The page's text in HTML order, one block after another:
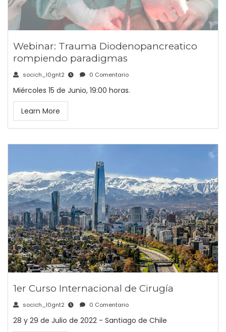
Webinar: Trauma Diodenopancreatico
rompiendo paradigmas
socich_l0gnt2 0 Comentario
Miércoles 15 de Junio, 19:00 horas.
Learn More
1er Curso Internacional de Cirugía
socich_l0gnt2 0 Comentario
28 y 29 de Julio de 2022 - Santiago de Chile